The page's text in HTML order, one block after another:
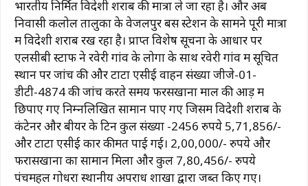
भारतीय निर्मित विदेशी शराब की मात्रा ले जा रहा है। और अब
निवासी कलोल तालुका के वेजलपुर बस स्टेशन के सामने पूरी मात्रा
में विदेशी शराब रख रहा है। प्राप्त विशेष सूचना के आधार पर
एलसीबी स्टाफ ने रवेरी गांव के लोगों के साथ रवेरी गांव में सूचित
स्थान पर जांच की और टाटा एसीई वाहन संख्या जीजे-01-
डीटी-4874 की जांच करते समय फरसखाना माल की आड़ में
छिपाए गए निम्नलिखित सामान पाए गए जिसमें विदेशी शराब के
कंटेनर और बीयर के टिन कुल संख्या -2456 रुपये 5,71,856/-
और टाटा एसीई कार कीमत पाई गई। 2,00,000/- रुपये और
फरासखाना का सामान मिला और कुल 7,80,456/- रुपये
पंचमहल गोधरा स्थानीय अपराध शाखा द्वारा जब्त किए गए।